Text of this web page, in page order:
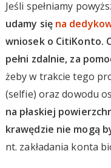
Jeśli spełniamy
udamy się na
wniosek o CitiKonto.
pełni zdalnie, za
żeby w trakcie tego
(selfie) oraz dowodu
na płaskiej
krawędzie nie mogą
nt. zakładania konta